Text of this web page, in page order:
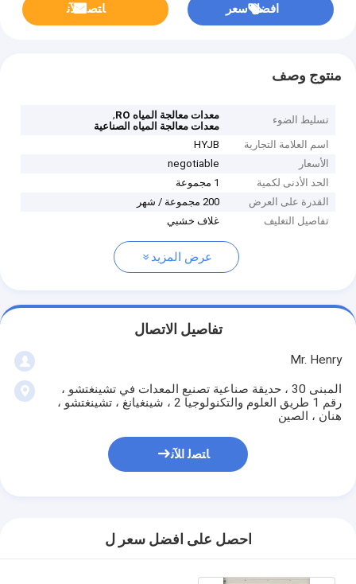
افضل سعر ﺎﺘﺼﻟ ﺍﻶﻧ
منتوج وصف
تسليط الضوء معدات معالجة المياه RO
,
معدات معالجة المياه الصناعية
اسم العلامة التجارية
HYJB
الأسعار
negotiable
الحد الأدنى لكمية
1 مجموعة
القدرة على العرض
200 مجموعة / شهر
تفاصيل التغليف
غلاف خشبي
عرض المزيد
تفاصيل الاتصال
Mr. Henry
المبنى 30 ، حديقة صناعية تصنيع المعدات في تشينغتشو ،
رقم 1 طريق العلوم والتكنولوجيا 2 ، شينغيانغ ، تشينغتشو ،
هنان ، الصين
ﺎﺘﺼﻟ ﺍﻶﻧ
احصل على افضل سعر ل